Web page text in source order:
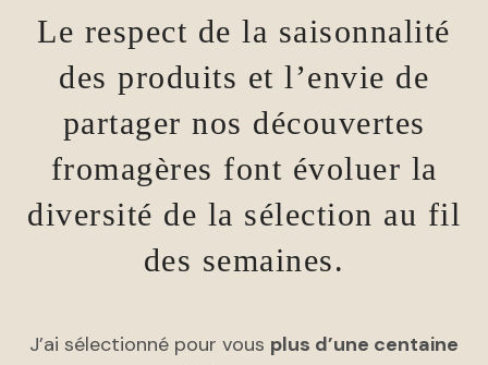
Le respect de la saisonnalité
des produits et l’envie de
partager nos découvertes
fromagères font évoluer la
diversité de la sélection au fil
des semaines.
J’ai sélectionné pour vous plus d’une centaine